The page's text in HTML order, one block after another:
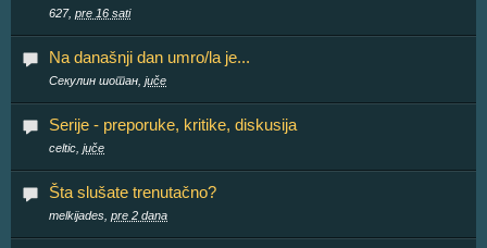
627, pre 16 sati
Na današnji dan umro/la je...
Секулин шотан, juče
Serije - preporuke, kritike, diskusija
celtic, juče
Šta slušate trenutačno?
melkijades, pre 2 dana